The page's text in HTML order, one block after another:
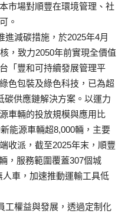
市場對順豐在環境管理、 社
。
進減碳措施， 於2025年4月
， 致力2050年前實現全價值
「 豐和可持續發展管理平
綠色包裝及綠色科技， 已為超
供應鏈解決方案。 以運力
車輛的投放規模與應用比
能源車輛超8,000輛， 主要
收派，截至2025年末， 順豐
， 服務範圍覆蓋307個城
人車，加速推動運輸工具低
權益與發展， 透過定制化